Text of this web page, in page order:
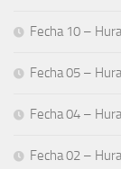
Fecha 10 –
Fecha 05 –
Fecha 04 –
Fecha 02 –